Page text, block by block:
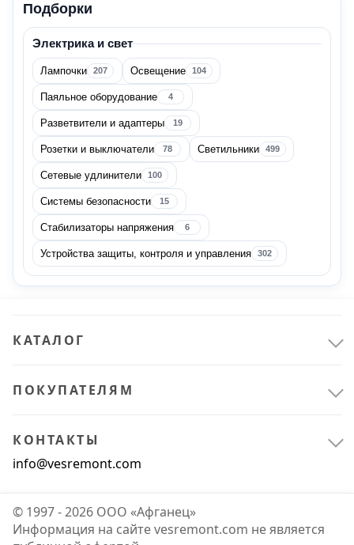
Специальный крепеж
Офис и дом
Для дома
Расходные материалы
Для ручного инструмента
Ручной инструмент
Паяльное оборудование
Подборки
Электрика и свет
Лампочки 207 Освещение 104
Паяльное оборудование 4
Разветвители и адаптеры 19
Розетки и выключатели 78 Светильники 499
Сетевые удлинители 100
Системы безопасности 15
Стабилизаторы напряжения 6
Устройства защиты, контроля и управления 302
КАТАЛОГ
ПОКУПАТЕЛЯМ
КОНТАКТЫ
info@vesremont.com
© 1997 - 2026 ООО «Афганец»
Информация на сайте vesremont.com не является